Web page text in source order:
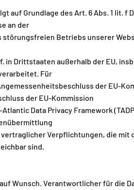
auf Grundlage des Art. 6 Abs. 1 lit. f
an der
störungsfreien Betriebs unserer
in Drittstaaten außerhalb der EU,
Für
der EU-
der EU-Kommission
Data Privacy Framework
Verpflichtungen, die mit
sind.
Wunsch. Verantwortlicher für die